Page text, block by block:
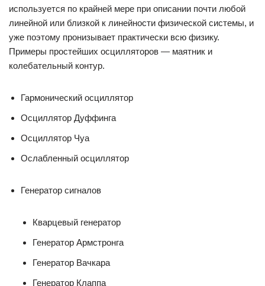
используется по крайней мере при описании почти любой
линейной или близкой к линейности физической системы, и
уже поэтому пронизывает практически всю физику.
Примеры простейших осцилляторов — маятник и
колебательный контур.
Гармонический осциллятор
Осциллятор Дуффинга
Осциллятор Чуа
Ослабленный осциллятор
Генератор сигналов
Кварцевый генератор
Генератор Армстронга
Генератор Вачкара
Генератор Клаппа